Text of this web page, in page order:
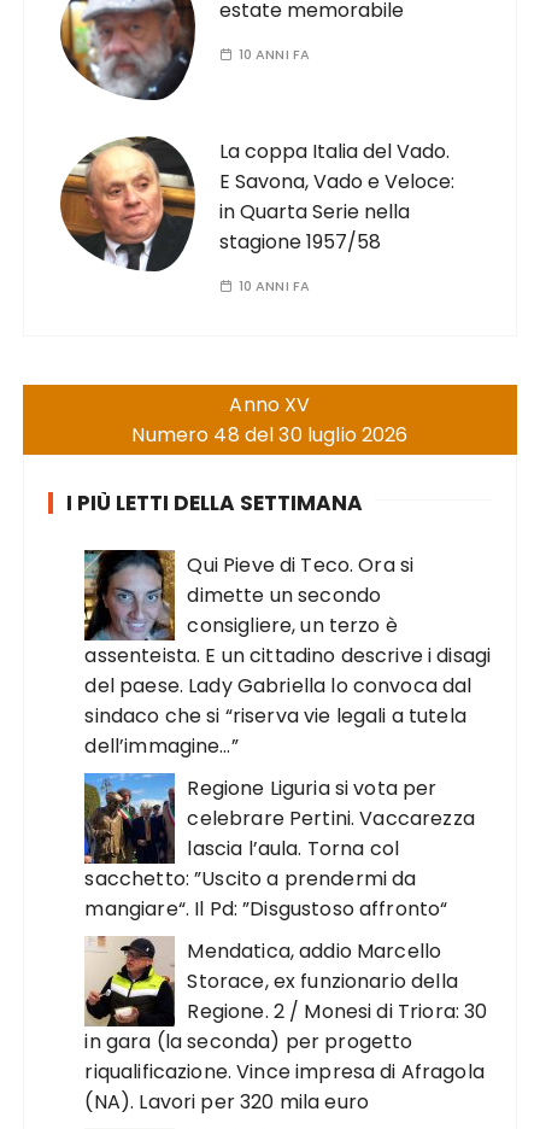
estate memorabile
10 ANNI FA
La coppa Italia del Vado.
E Savona, Vado e Veloce:
in Quarta Serie nella
stagione 1957/58
10 ANNI FA
Anno XV
Numero 48 del 30 luglio 2026
I PIÙ LETTI DELLA SETTIMANA
Qui Pieve di Teco. Ora si
dimette un secondo
consigliere, un terzo è
assenteista. E un cittadino descrive i disagi
del paese. Lady Gabriella lo convoca dal
sindaco che si “riserva vie legali a tutela
dell’immagine…”
Regione Liguria si vota per
celebrare Pertini. Vaccarezza
lascia l’aula. Torna col
sacchetto: ”Uscito a prendermi da
mangiare“. Il Pd: ”Disgustoso affronto“
Mendatica, addio Marcello
Storace, ex funzionario della
Regione. 2 / Monesi di Triora: 30
in gara (la seconda) per progetto
riqualificazione. Vince impresa di Afragola
(NA). Lavori per 320 mila euro